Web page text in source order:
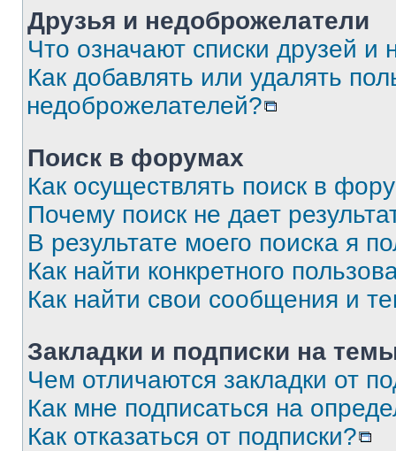
Друзья и недоброжелатели
Что означают списки друзей и
Как добавлять или удалять
недоброжелателей?
Поиск в форумах
Как осуществлять поиск в
Почему поиск не дает
В результате моего поиска я
Как найти конкретного
Как найти свои сообщения и
Закладки и подписки на
Чем отличаются закладки от
Как мне подписаться на
Как отказаться от подписки?